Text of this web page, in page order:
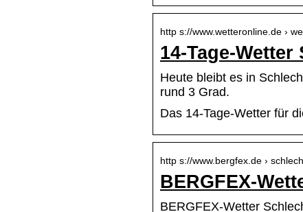
http s://www.wetteronline.de ›
14-Tage-
Heute bleibt es in
rund 3 Grad.
Das 14-Tage-Wetter für
http s://www.bergfex.de ›
BERGFEX-
BERGFEX-Wetter